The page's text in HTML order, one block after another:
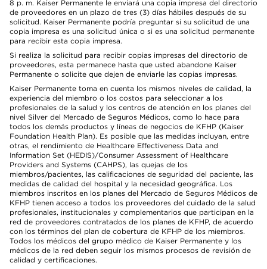
8 p. m. Kaiser Permanente le enviará una copia impresa del directorio
de proveedores en un plazo de tres (3) días hábiles después de su
solicitud. Kaiser Permanente podría preguntar si su solicitud de una
copia impresa es una solicitud única o si es una solicitud permanente
para recibir esta copia impresa.
Si realiza la solicitud para recibir copias impresas del directorio de
proveedores, esta permanece hasta que usted abandone Kaiser
Permanente o solicite que dejen de enviarle las copias impresas.
Kaiser Permanente toma en cuenta los mismos niveles de calidad, la
experiencia del miembro o los costos para seleccionar a los
profesionales de la salud y los centros de atención en los planes del
nivel Silver del Mercado de Seguros Médicos, como lo hace para
todos los demás productos y líneas de negocios de KFHP (Kaiser
Foundation Health Plan). Es posible que las medidas incluyan, entre
otras, el rendimiento de Healthcare Effectiveness Data and
Information Set (HEDIS)/Consumer Assessment of Healthcare
Providers and Systems (CAHPS), las quejas de los
miembros/pacientes, las calificaciones de seguridad del paciente, las
medidas de calidad del hospital y la necesidad geográfica. Los
miembros inscritos en los planes del Mercado de Seguros Médicos de
KFHP tienen acceso a todos los proveedores del cuidado de la salud
profesionales, institucionales y complementarios que participan en la
red de proveedores contratados de los planes de KFHP, de acuerdo
con los términos del plan de cobertura de KFHP de los miembros.
Todos los médicos del grupo médico de Kaiser Permanente y los
médicos de la red deben seguir los mismos procesos de revisión de
calidad y certificaciones.